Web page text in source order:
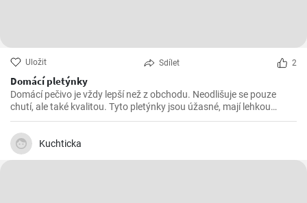
Uložit Sdílet 2
Domácí pletýnky
Domácí pečivo je vždy lepší než z obchodu. Neodlišuje se pouze
chutí, ale také kvalitou. Tyto pletýnky jsou úžasné, mají lehkou
střídku a křupavou kůrku. Ať už na snídani nebo svačinu, dobré
pečivo chutná vždy a všude😉
Kuchticka